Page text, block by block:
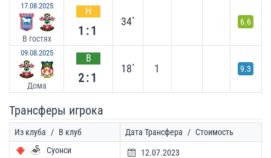
17.08.2025
В гостях
Н
1:1
34` 6.6
09.08.2025
Дома
В
2:1
18` 1 9.3
Трансферы игрока
Из клуба / В клуб Дата Трансфера / Стоимость
Суонси
12.07.2023